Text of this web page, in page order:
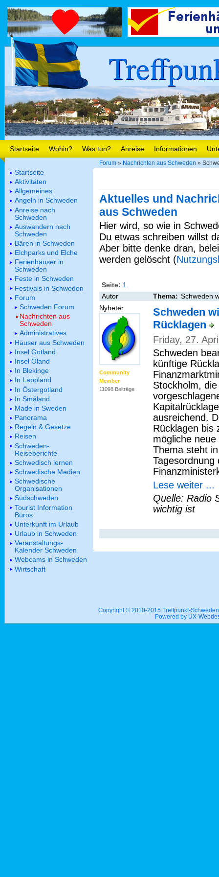
Startseite Wohin? Was tun? Anreise Informationen
Forum » Nachrichten aus Schweden »
Aktuelles und
aus Schweden
Hier wird, so wie in
Du etwas schreiben willst
Aber bitte denke dran,
werden gelöscht (
Seite: 1
Autor
Thema: Schweden
Nyheter
Community
Member
11098 Beiträge
Schweden
Rücklagen
Friday, 27.
Schweden
künftige
Stockholm,
ausreichend.
Rücklagen bis
mögliche
Thema steht
Tagesordnung
Lese weiter ...
Quelle: Radio
wichtig ist
Startseite
Aktivitäten
Allgemeines
Angeln in Schweden
Anreise nach
Schweden
Auswandern nach
Schweden
Bären in Schweden
Elchparks und Elche
Ferienhäuser in
Schweden
Feste in Schweden
Festivals in Schweden
Forum
Schweden Forum
Nachrichten aus
Schweden
Administratives
Häuser aus Schweden
Insel Gotland
Insel Öland
In Blekinge
In Lappland
In Östergotland
In Småland
Made in Sweden
Panorama
Regeln & Gesetze
Reisen
Schweden-
Reiseberichte
Schwedisch lernen
Schwedische Medien
Schwedische
Organisationen
Südschweden
Tourist Information
Büros
Unterkunft im Urlaub
Urlaub in Schweden
Veranstaltungs-
Kalender Schweden
Webcams in Schweden
Wirtschaft
Copyright © 2010-2015 Treffpunkt-
Powered by UX-